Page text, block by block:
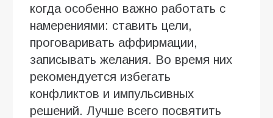
когда особенно важно работать с
намерениями: ставить цели,
проговаривать аффирмации,
записывать желания. Во время них
рекомендуется избегать
конфликтов и импульсивных
решений. Лучше всего посвятить